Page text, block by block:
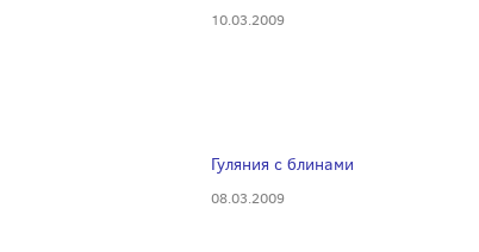
10.03.2009
Гуляния с блинами
08.03.2009